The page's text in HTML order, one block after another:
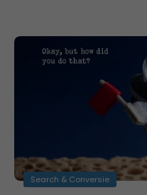
Search & Conversie